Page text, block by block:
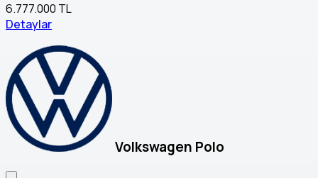
6.777.000 TL
Detaylar
Volkswagen Polo